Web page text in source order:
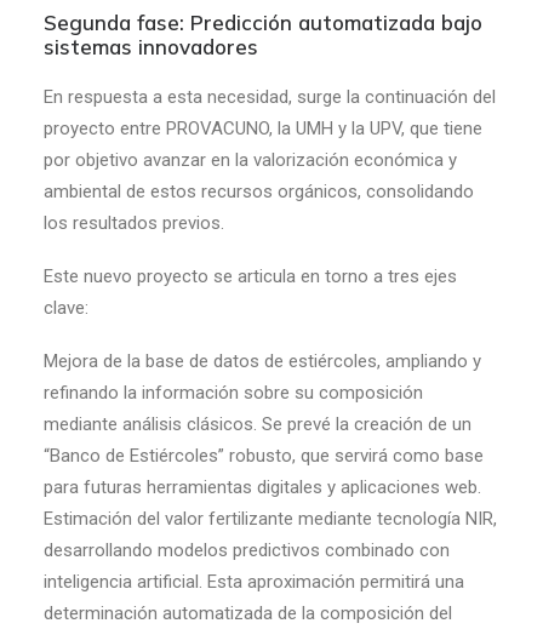
Segunda fase: Predicción automatizada bajo
sistemas innovadores
En respuesta a esta necesidad, surge la continuación del
proyecto entre PROVACUNO, la UMH y la UPV, que tiene
por objetivo avanzar en la valorización económica y
ambiental de estos recursos orgánicos, consolidando
los resultados previos.
Este nuevo proyecto se articula en torno a tres ejes
clave:
Mejora de la base de datos de estiércoles, ampliando y
refinando la información sobre su composición
mediante análisis clásicos. Se prevé la creación de un
“Banco de Estiércoles” robusto, que servirá como base
para futuras herramientas digitales y aplicaciones web.
Estimación del valor fertilizante mediante tecnología NIR,
desarrollando modelos predictivos combinado con
inteligencia artificial. Esta aproximación permitirá una
determinación automatizada de la composición del